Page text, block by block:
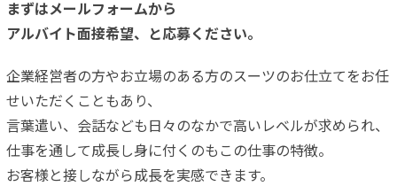
まずはメールフォームから
アルバイト面接希望、と応募ください。
企業経営者の方やお立場のある方のスーツのお仕立てをお任
せいただくこともあり、
言葉遣い、会話なども日々のなかで高いレベルが求められ、
仕事を通して成長し身に付くのもこの仕事の特徴。
お客様と接しながら成長を実感できます。